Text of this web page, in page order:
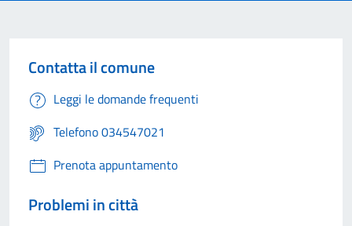
Contatta il comune
Leggi le domande frequenti
Telefono 034547021
Prenota appuntamento
Problemi in città